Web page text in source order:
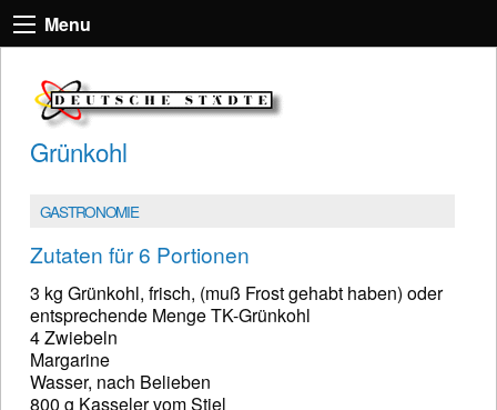
Menu
Grünkohl
GASTRONOMIE
Zutaten für 6 Portionen
3 kg Grünkohl, frisch, (muß Frost gehabt haben) oder
entsprechende Menge TK-Grünkohl
4 Zwiebeln
Margarine
Wasser, nach Belieben
800 g Kasseler vom Stiel